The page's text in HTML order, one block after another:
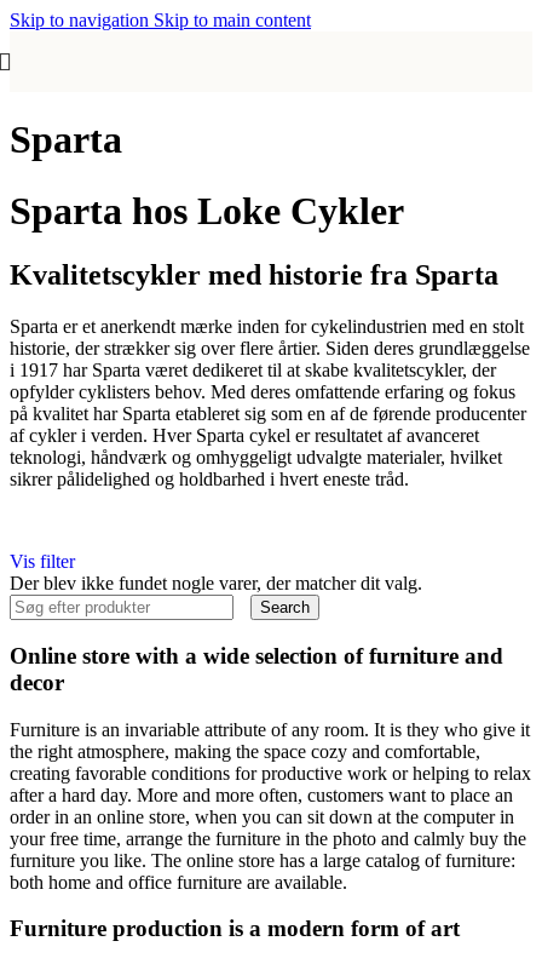
Skip to navigation Skip to main content
Sparta
Sparta hos Loke Cykler
Kvalitetscykler med historie fra Sparta
Sparta er et anerkendt mærke inden for cykelindustrien med en stolt
historie, der strækker sig over flere årtier. Siden deres grundlæggelse
i 1917 har Sparta været dedikeret til at skabe kvalitetscykler, der
opfylder cyklisters behov. Med deres omfattende erfaring og fokus
på kvalitet har Sparta etableret sig som en af de førende producenter
af cykler i verden. Hver Sparta cykel er resultatet af avanceret
teknologi, håndværk og omhyggeligt udvalgte materialer, hvilket
sikrer pålidelighed og holdbarhed i hvert eneste tråd.
Vis filter
Der blev ikke fundet nogle varer, der matcher dit valg.
Search
Online store with a wide selection of furniture and
decor
Furniture is an invariable attribute of any room. It is they who give it
the right atmosphere, making the space cozy and comfortable,
creating favorable conditions for productive work or helping to relax
after a hard day. More and more often, customers want to place an
order in an online store, when you can sit down at the computer in
your free time, arrange the furniture in the photo and calmly buy the
furniture you like. The online store has a large catalog of furniture:
both home and office furniture are available.
Furniture production is a modern form of art